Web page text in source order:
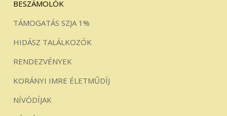
BESZÁMOLÓK
TÁMOGATÁS SZJA 1%
HIDÁSZ TALÁLKOZÓK
RENDEZVÉNYEK
KORÁNYI IMRE ÉLETMŰDÍJ
NÍVÓDÍJAK